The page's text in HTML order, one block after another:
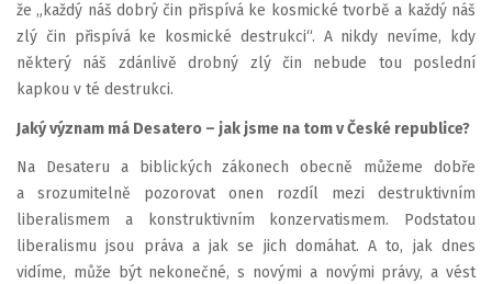
že „každý náš dobrý čin přispívá ke kosmické tvorbě a každý náš
zlý čin přispívá ke kosmické destrukci“. A nikdy nevíme, kdy
některý náš zdánlivě drobný zlý čin nebude tou poslední
kapkou v té destrukci.
Jaký význam má Desatero – jak jsme na tom v České republice?
Na Desateru a biblických zákonech obecně můžeme dobře
a srozumitelně pozorovat onen rozdíl mezi destruktivním
liberalismem a konstruktivním konzervatismem. Podstatou
liberalismu jsou práva a jak se jich domáhat. A to, jak dnes
vidíme, může být nekonečné, s novými a novými právy, a vést